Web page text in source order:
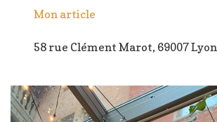
Mon article
58 rue Clément Marot, 69007 Lyon